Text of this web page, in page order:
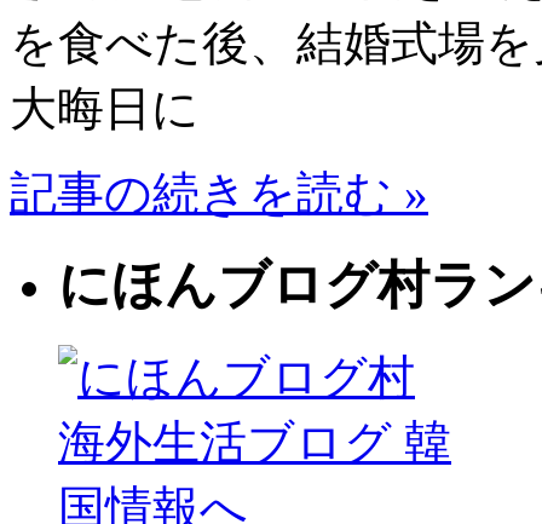
を食べた後、結婚式場
大晦日に
記事の続きを読む »
にほんブログ村ラ